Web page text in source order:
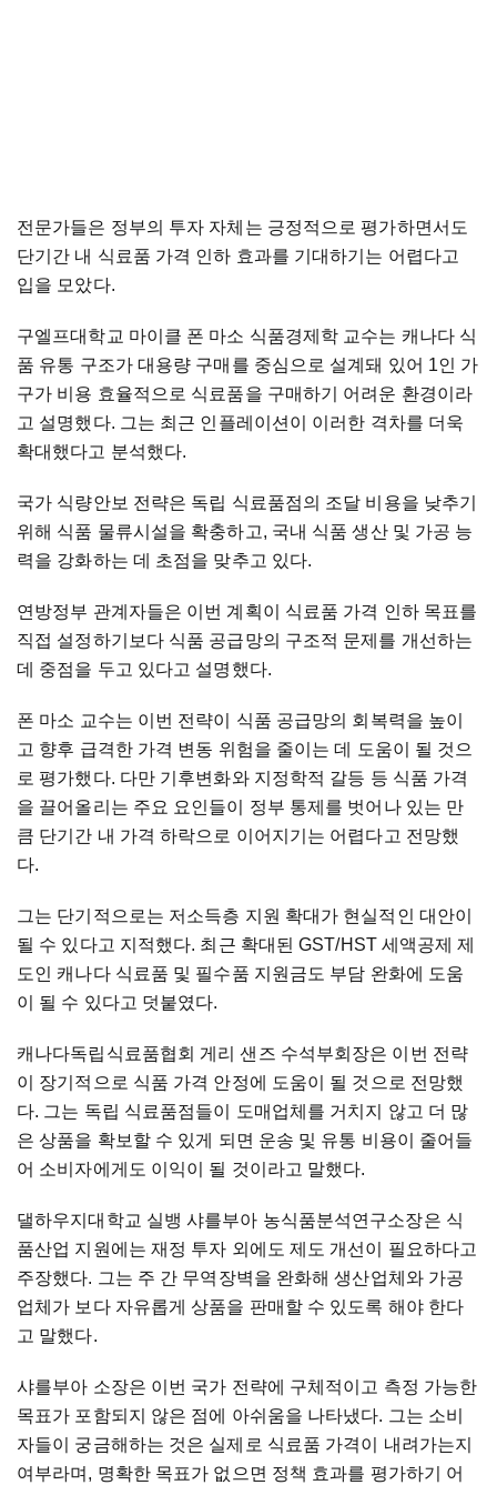
전문가들은 정부의 투자 자체는 긍정적으로 평가하면서도
단기간 내 식료품 가격 인하 효과를 기대하기는 어렵다고
입을 모았다.
구엘프대학교 마이클 폰 마소 식품경제학 교수는 캐나다 식
품 유통 구조가 대용량 구매를 중심으로 설계돼 있어 1인 가
구가 비용 효율적으로 식료품을 구매하기 어려운 환경이라
고 설명했다. 그는 최근 인플레이션이 이러한 격차를 더욱
확대했다고 분석했다.
국가 식량안보 전략은 독립 식료품점의 조달 비용을 낮추기
위해 식품 물류시설을 확충하고, 국내 식품 생산 및 가공 능
력을 강화하는 데 초점을 맞추고 있다.
연방정부 관계자들은 이번 계획이 식료품 가격 인하 목표를
직접 설정하기보다 식품 공급망의 구조적 문제를 개선하는
데 중점을 두고 있다고 설명했다.
폰 마소 교수는 이번 전략이 식품 공급망의 회복력을 높이
고 향후 급격한 가격 변동 위험을 줄이는 데 도움이 될 것으
로 평가했다. 다만 기후변화와 지정학적 갈등 등 식품 가격
을 끌어올리는 주요 요인들이 정부 통제를 벗어나 있는 만
큼 단기간 내 가격 하락으로 이어지기는 어렵다고 전망했
다.
그는 단기적으로는 저소득층 지원 확대가 현실적인 대안이
될 수 있다고 지적했다. 최근 확대된 GST/HST 세액공제 제
도인 캐나다 식료품 및 필수품 지원금도 부담 완화에 도움
이 될 수 있다고 덧붙였다.
캐나다독립식료품협회 게리 샌즈 수석부회장은 이번 전략
이 장기적으로 식품 가격 안정에 도움이 될 것으로 전망했
다. 그는 독립 식료품점들이 도매업체를 거치지 않고 더 많
은 상품을 확보할 수 있게 되면 운송 및 유통 비용이 줄어들
어 소비자에게도 이익이 될 것이라고 말했다.
댈하우지대학교 실뱅 샤를부아 농식품분석연구소장은 식
품산업 지원에는 재정 투자 외에도 제도 개선이 필요하다고
주장했다. 그는 주 간 무역장벽을 완화해 생산업체와 가공
업체가 보다 자유롭게 상품을 판매할 수 있도록 해야 한다
고 말했다.
샤를부아 소장은 이번 국가 전략에 구체적이고 측정 가능한
목표가 포함되지 않은 점에 아쉬움을 나타냈다. 그는 소비
자들이 궁금해하는 것은 실제로 식료품 가격이 내려가는지
여부라며, 명확한 목표가 없으면 정책 효과를 평가하기 어